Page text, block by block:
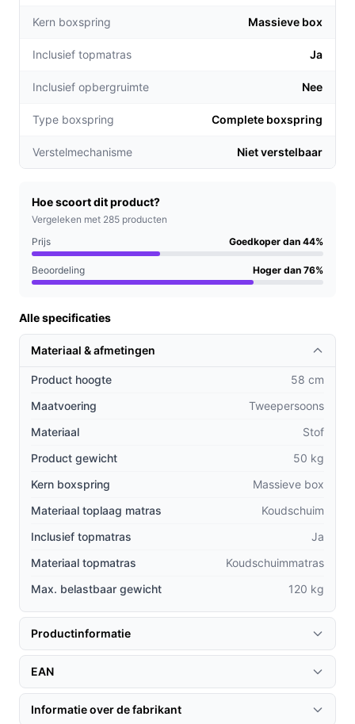
te warm of te koud krijgt tijdens de nacht.
per zijde is deze boxspring geschikt voor koppels
of individuen die extra ondersteuning nodig
De Boxspring Bravo is ideaal voor stellen, maar ook voor
hoogwaardig bed dat voldoende ruimte biedt. Of u nu
een goede nachtrust wilt of gewoon een stijlvolle
aanwinst voor uw slaapkamer zoekt, deze boxspring
sluit aan bij uw wensen.
Wat maakt de Boxspring Bravo onderscheidend ten
opzichte van andere boxsprings?
De combinatie van een massieve box en een
veel alternatieven, wat resulteert in een langere
levensduur.
Dankzij de inbegrepen topmatras hoeft u geen
kosteneffectieve keuze maakt voor uw
slaapcomfort.
De verschillende kleur- en stofopties maken het
aan uw interieur, wat bij veel andere merken
ontbreekt.
Gebruik & praktische tips
Om het meeste uit uw Boxspring Bravo te halen, zijn
hier enkele tips:
Installatie & setup
Kern boxspring Massieve box
Inclusief topmatras Ja
Inclusief opbergruimte Nee
Type boxspring Complete boxspring
Verstelmechanisme Niet verstelbaar
Hoe scoort dit product?
Vergeleken met 285 producten
Prijs
Goedkoper dan 44%
Beoordeling Hoger dan 76%
Alle specificaties
Materiaal & afmetingen
Product hoogte
58 cm
Maatvoering
Tweepersoons
Materiaal
Stof
Product gewicht
50 kg
Kern boxspring
Massieve box
Materiaal toplaag matras
Koudschuim
Inclusief topmatras
Ja
Materiaal topmatras
Koudschuimmatras
Max. belastbaar gewicht
120 kg
Productinformatie
EAN
Informatie over de fabrikant